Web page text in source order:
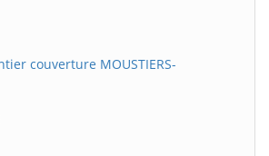
couverture MOUSTIERS-